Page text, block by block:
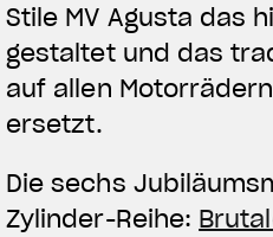
Stile MV Agusta das
gestaltet und das
auf allen
ersetzt.
Die sechs
Zylinder-Reihe: